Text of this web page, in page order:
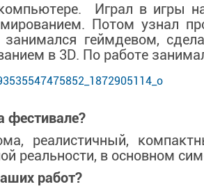
Играл в игры
Потом узнал
геймдевом,
в 3D. По работе
фестивале?
реалистичный,
реальности, в основном
работ?